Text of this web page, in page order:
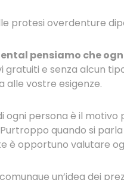
protesi overdenture
pensiamo che
gratuiti e senza alcun
alle vostre esigenze.
ogni persona è il
quando si
è opportuno valutare
un’idea dei